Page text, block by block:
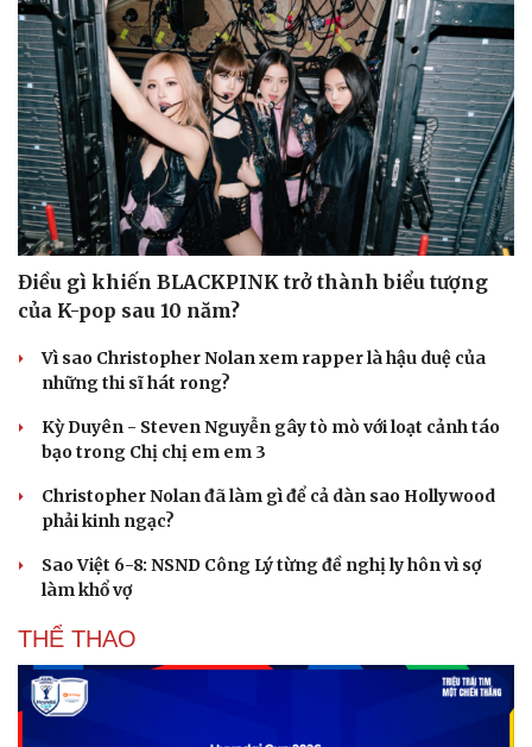
Điều gì khiến BLACKPINK trở thành biểu tượng
của K-pop sau 10 năm?
Vì sao Christopher Nolan xem rapper là hậu duệ của
những thi sĩ hát rong?
Kỳ Duyên - Steven Nguyễn gây tò mò với loạt cảnh táo
bạo trong Chị chị em em 3
Christopher Nolan đã làm gì để cả dàn sao Hollywood
phải kinh ngạc?
Sao Việt 6-8: NSND Công Lý từng đề nghị ly hôn vì sợ
làm khổ vợ
THỂ THAO